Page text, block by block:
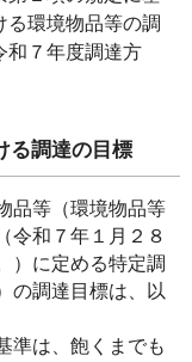
る環境物品等の調
和７年度調達方
る調達の目標
品等（環境物品等
令和７年１月２８
）に定める特定調
の調達目標は、以
準は、飽くまでも